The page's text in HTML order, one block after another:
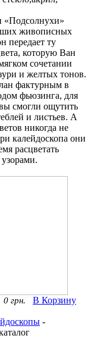
«Подсолнухи»
живописных
передает ту
которую Ван
сочетании
и желтых тонов.
фактурным в
фьюзинга, для
смогли ощутить
и листьев. А
никогда не
калейдоскопа они
расцветать
0 грн. В Корзину
-